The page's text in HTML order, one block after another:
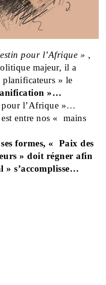
pour l’Afrique » ,
majeur, il a
» le
»…
l’Afrique »…
entre nos « mains
formes, « Paix des
» doit régner afin
» s’accomplisse…